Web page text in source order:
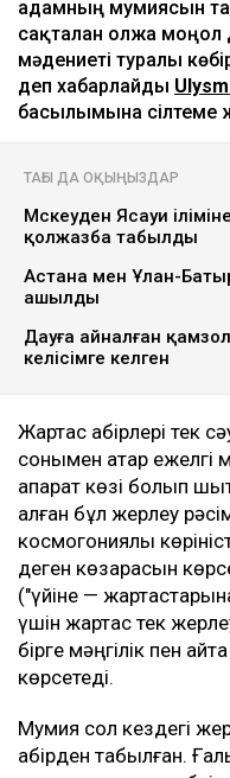
адамның мумиясын
сақталған олжа моңғол
мәдениеті туралы
деп хабарлайды
басылымына сілтеме
ТАҒЫ ДА ОҚЫҢЫЗДАР
Мәскеуден Ясауи
қолжазба табылды
Астана мен Ұлан-
ашылды
Дауға айналған
келісімге келген
Жартас қабірлері тек
сонымен қатар ежелгі
ақпарат көзі болып
алған бұл жерлеу
космогониялық
деген көзқарасын
("үйіне —
үшін жартас тек
бірге мәңгілік пен
көрсетеді.
Мумия сол кездегі
қабірден табылған.